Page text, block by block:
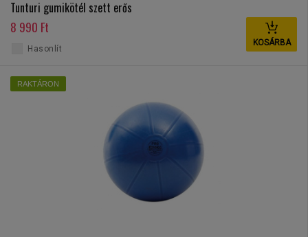
Tunturi gumikötél szett erős
8 990 Ft
KOSÁRBA
Hasonlít
RAKTÁRON